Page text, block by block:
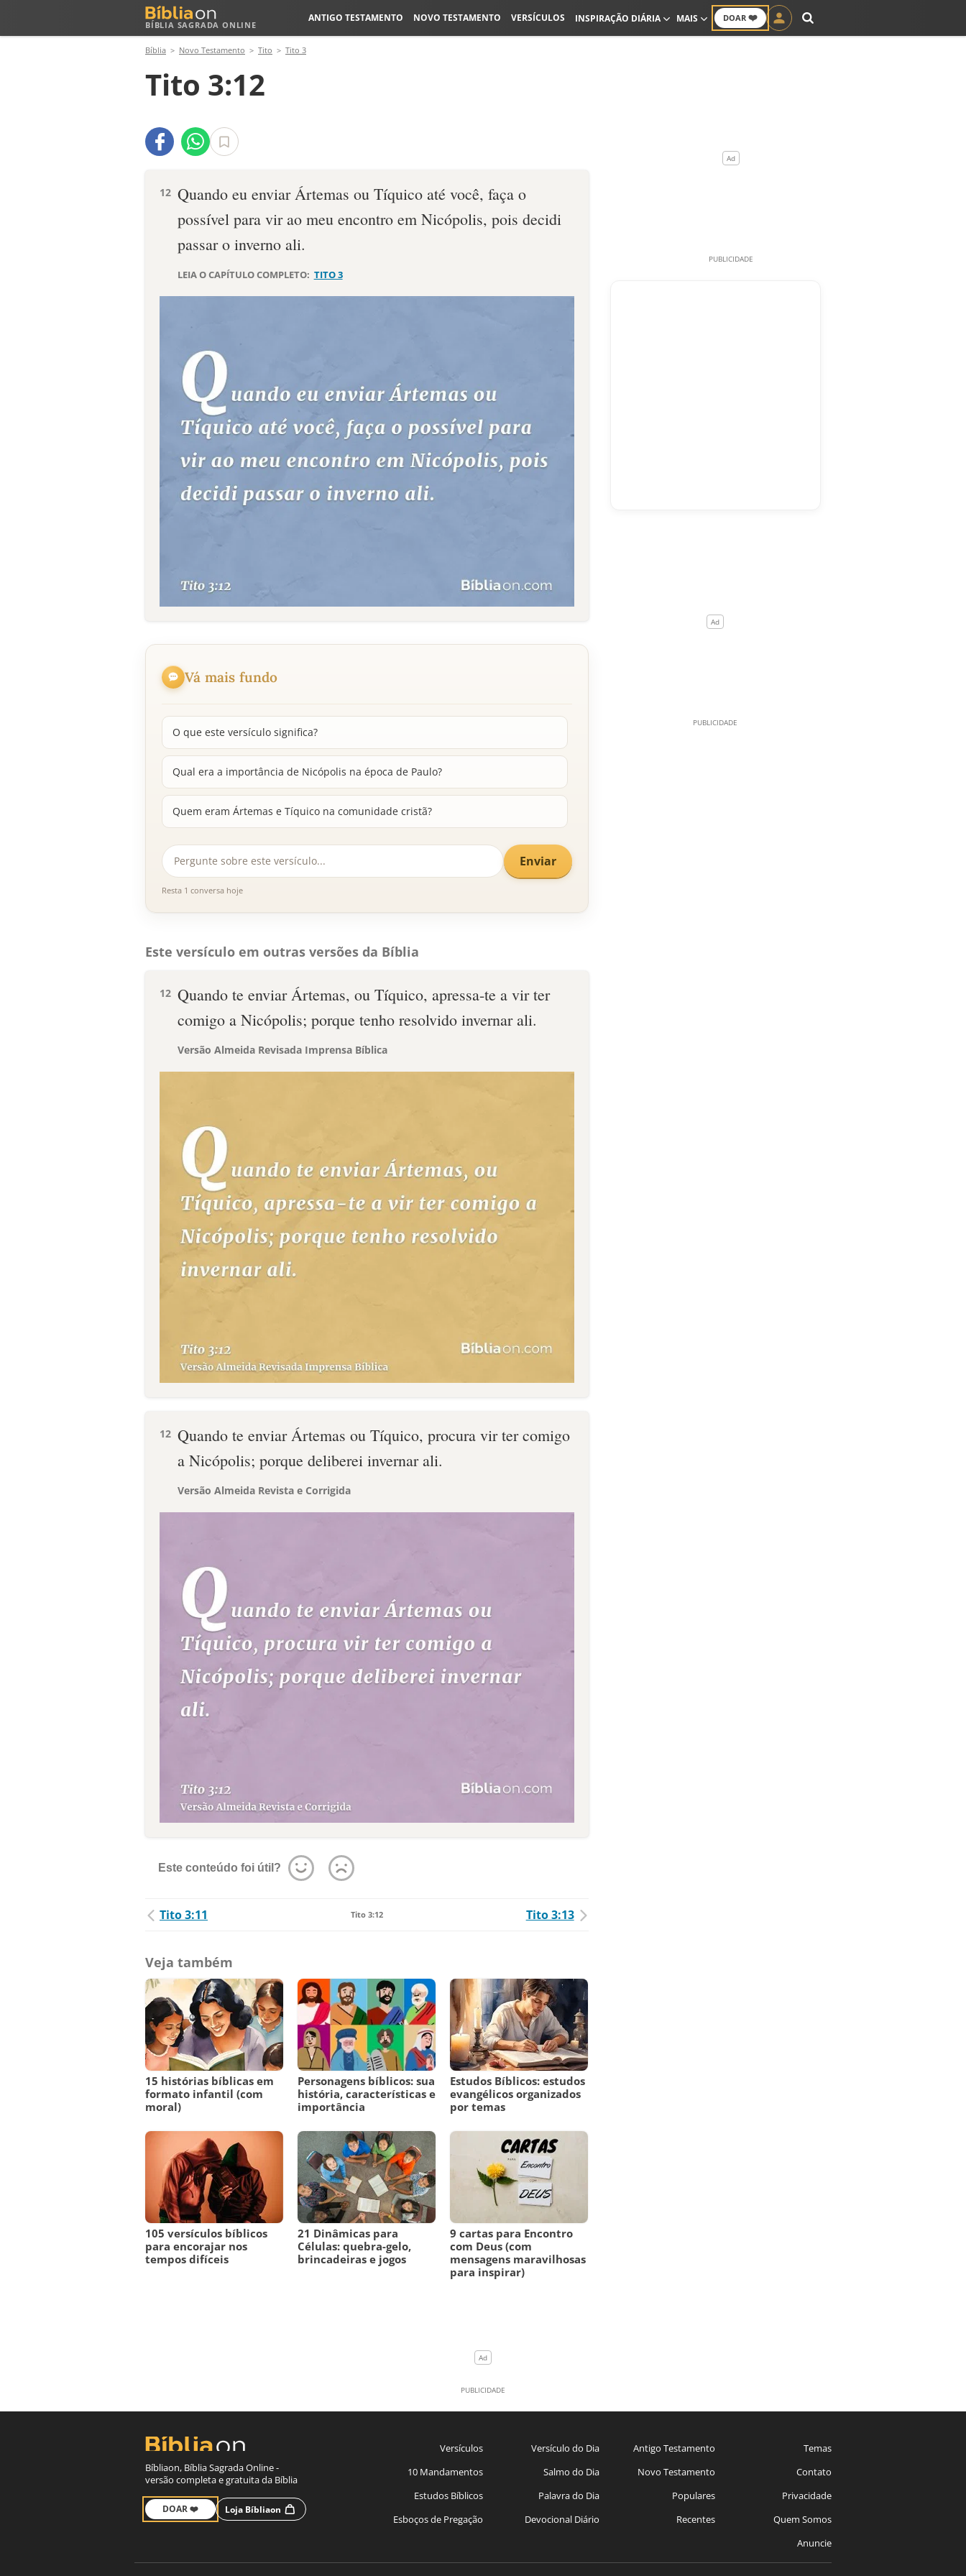
BÍBLIA SAGRADA ONLINE
DOAR ❤️
ANTIGO TESTAMENTO NOVO TESTAMENTO VERSÍCULOS INSPIRAÇÃO DIÁRIA MAIS
Bíblia Novo Testamento Tito Tito 3
Tito 3:12
12 Quando eu enviar Ártemas ou Tíquico até você, faça o
possível para vir ao meu encontro em Nicópolis, pois decidi
passar o inverno ali.
LEIA O CAPÍTULO COMPLETO: TITO 3
Vá mais fundo
O que este versículo significa?
Qual era a importância de Nicópolis na época de Paulo?
Quem eram Ártemas e Tíquico na comunidade cristã?
Enviar
Resta 1 conversa hoje
Este versículo em outras versões da Bíblia
12 Quando te enviar Ártemas, ou Tíquico, apressa-te a vir ter
comigo a Nicópolis; porque tenho resolvido invernar ali.
Versão Almeida Revisada Imprensa Bíblica
12 Quando te enviar Ártemas ou Tíquico, procura vir ter comigo
a Nicópolis; porque deliberei invernar ali.
Versão Almeida Revista e Corrigida
Este conteúdo foi útil?
Tito 3:11 Tito 3:12 Tito 3:13
Veja também
15 histórias bíblicas em
formato infantil (com
moral)
Personagens bíblicos: sua
história, características e
importância
Estudos Bíblicos: estudos
evangélicos organizados
por temas
105 versículos bíblicos
para encorajar nos
tempos difíceis
21 Dinâmicas para
Células: quebra-gelo,
brincadeiras e jogos
9 cartas para Encontro
com Deus (com
mensagens maravilhosas
para inspirar)
Bíbliaon, Bíblia Sagrada Online -
versão completa e gratuita da Bíblia
DOAR ❤️ Loja Bíbliaon
Versículos
10 Mandamentos
Estudos Bíblicos
Esboços de Pregação
Versículo do Dia
Salmo do Dia
Palavra do Dia
Devocional Diário
Antigo Testamento
Novo Testamento
Populares
Recentes
Temas
Contato
Privacidade
Quem Somos
Anuncie